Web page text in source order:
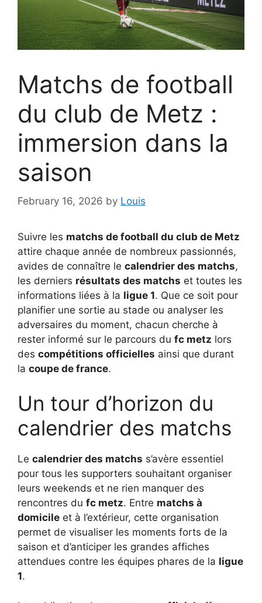
Matchs de football
du club de Metz :
immersion dans la
saison
February 16, 2026 by Louis
Suivre les matchs de football du club de Metz
attire chaque année de nombreux passionnés,
avides de connaître le calendrier des matchs,
les derniers résultats des matchs et toutes les
informations liées à la ligue 1. Que ce soit pour
planifier une sortie au stade ou analyser les
adversaires du moment, chacun cherche à
rester informé sur le parcours du fc metz lors
des compétitions officielles ainsi que durant
la coupe de france.
Un tour d’horizon du
calendrier des matchs
Le calendrier des matchs s’avère essentiel
pour tous les supporters souhaitant organiser
leurs weekends et ne rien manquer des
rencontres du fc metz. Entre matchs à
domicile et à l’extérieur, cette organisation
permet de visualiser les moments forts de la
saison et d’anticiper les grandes affiches
attendues contre les équipes phares de la ligue
1.